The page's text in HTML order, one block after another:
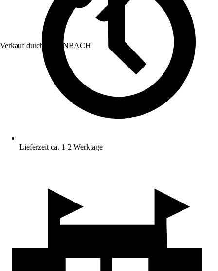
Verkauf durch: HORNBACH
Lieferzeit ca. 1-2 Werktage